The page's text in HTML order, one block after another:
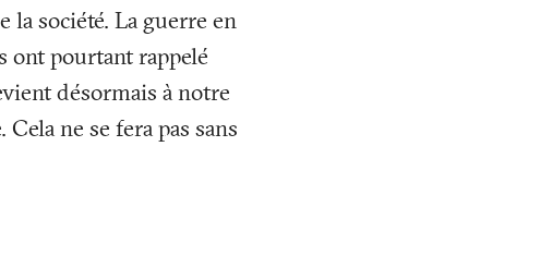
la société. La guerre en
ont pourtant rappelé
désormais à notre
ne se fera pas sans